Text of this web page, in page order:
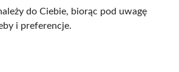
do Ciebie, biorąc pod uwagę
i preferencje.